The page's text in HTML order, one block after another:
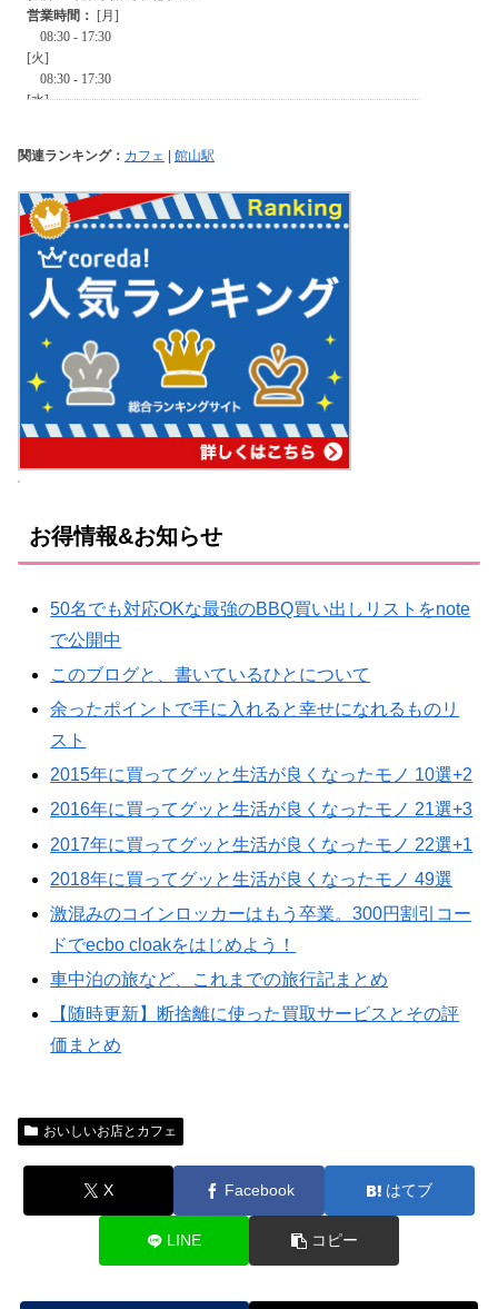
関連ランキング： カフェ 館山駅
お得情報&お知らせ
50名でも対応OKな最強のBBQ買い出しリストをnote
で公開中
このブログと、書いているひとについて
余ったポイントで手に入れると幸せになれるものリ
スト
2015年に買ってグッと生活が良くなったモノ 10選+2
2016年に買ってグッと生活が良くなったモノ 21選+3
2017年に買ってグッと生活が良くなったモノ 22選+1
2018年に買ってグッと生活が良くなったモノ 49選
激混みのコインロッカーはもう卒業。300円割引コー
ドでecbo cloakをはじめよう！
車中泊の旅など、これまでの旅行記まとめ
【随時更新】断捨離に使った買取サービスとその評
価まとめ
おいしいお店とカフェ
X Facebook はてブ
LINE コピー